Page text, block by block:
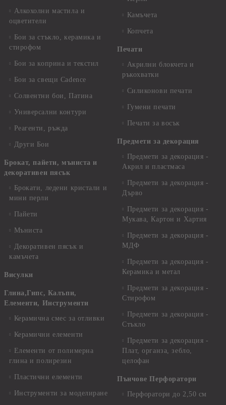
Алкохолни мастила и
оцветители
Бои за стъкло, керамика и
стирофом
Бои за коприна и текстил
Бои за свещи Cadence
Солвентни бои, Патина
Универсални контури
Реагенти, ръжда
Други Бои
Брокат, пайети, мъниста и
декоративен пясък
Брокати, ледени кристали и
мини перли
Пайети
Мъниста
Декоративен пясък и
камъчета
Висулки
Глина,Гипс, Калъпи,
Елементи, Инструменти
Керамична смес за отливки
Керамични елементи
Елементи от полимерна
глина и полирезин
Пластични елементи
Инструменти за моделиране
Камъчета
Копчета
Печати
Акрилни блокчета и
ръкохватки
Силиконови печати
Гумени печати
Печати за восък
Предмети за декорация
Предмети за декорация -
Акрил и пластмаса
Предмети за декорация -
Дърво
Предмети за декорация -
Мукава, Картон и Хартия
Предмети за декорация -
МДФ
Предмети за декорация -
Керамика и метал
Предмети за декорация -
Стирофом
Предмети за декорация -
Стъкло
Предмети за декорация -
Плат, органза, зебло,
целофан
Пънчове Перфоратори
Перфоратори до 2,50 см